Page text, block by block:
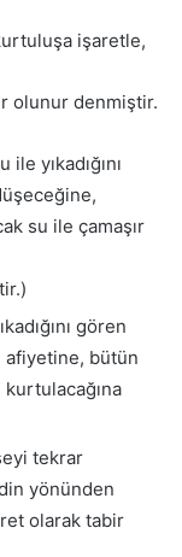
işaretle,
olunur denmiştir.
yıkadığını
su ile çamaşır
gören
afiyetine, bütün
tekrar
yönünden
olarak tabir